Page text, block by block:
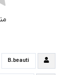
B.beauti